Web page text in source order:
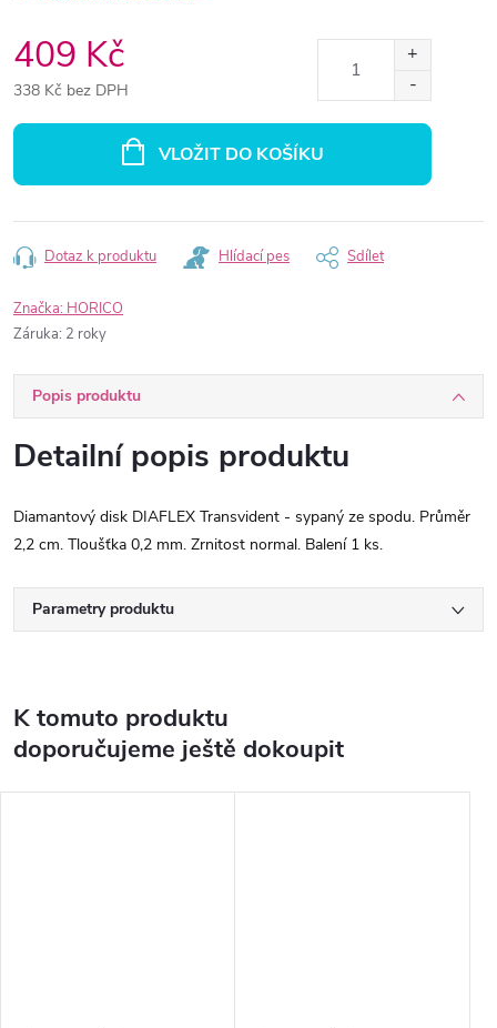
409 Kč
338 Kč bez DPH
VLOŽIT DO KOŠÍKU
Dotaz k produktu Hlídací pes Sdílet
Značka: HORICO
Záruka: 2 roky
Popis produktu
Detailní popis produktu
Diamantový disk DIAFLEX Transvident - sypaný ze spodu. Průměr
2,2 cm. Tloušťka 0,2 mm. Zrnitost normal. Balení 1 ks.
Parametry produktu
K tomuto produktu
doporučujeme ještě dokoupit